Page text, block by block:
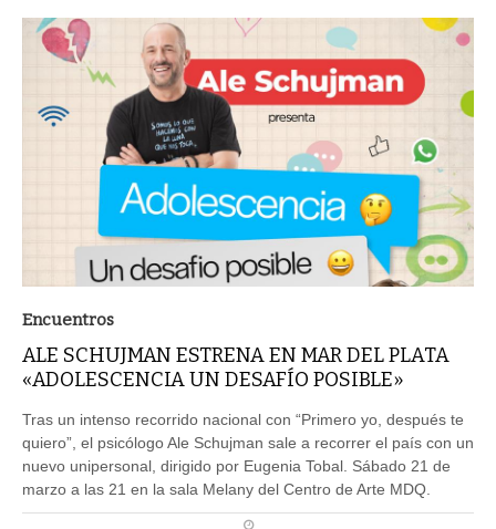
Encuentros
ALE SCHUJMAN ESTRENA EN MAR DEL PLATA
«ADOLESCENCIA UN DESAFÍO POSIBLE»
Tras un intenso recorrido nacional con “Primero yo, después te
quiero”, el psicólogo Ale Schujman sale a recorrer el país con un
nuevo unipersonal, dirigido por Eugenia Tobal. Sábado 21 de
marzo a las 21 en la sala Melany del Centro de Arte MDQ.